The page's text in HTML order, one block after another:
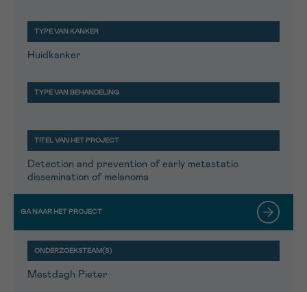
Huidkanker
Detection and prevention of early metastatic
dissemination of melanoma
Mestdagh Pieter